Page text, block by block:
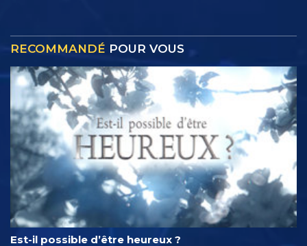
RECOMMANDÉ POUR VOUS
Est-il possible d’être heureux ?